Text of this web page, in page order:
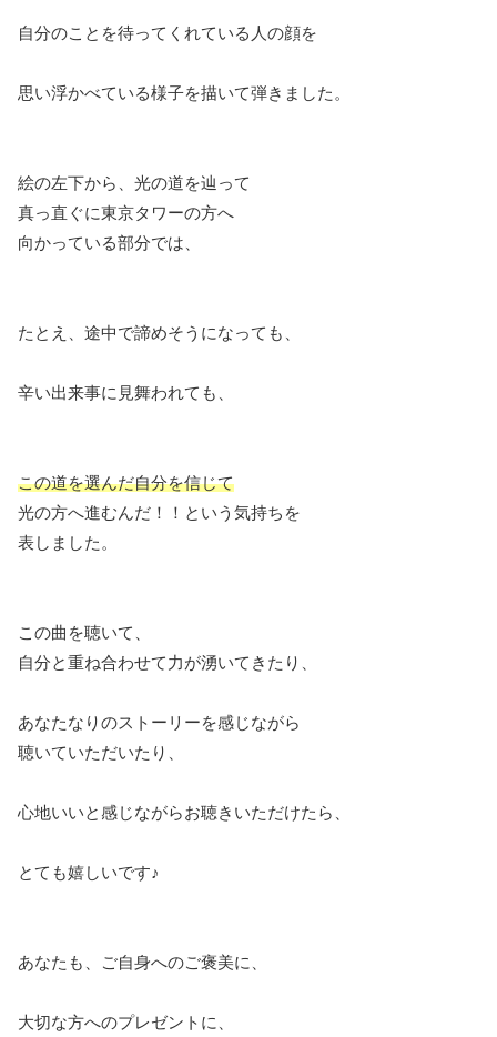
自分のことを待ってくれている人の顔を
思い浮かべている様子を描いて弾きました。
絵の左下から、光の道を辿って
真っ直ぐに東京タワーの方へ
向かっている部分では、
たとえ、途中で諦めそうになっても、
辛い出来事に見舞われても、
この道を選んだ自分を信じて
光の方へ進むんだ！！という気持ちを
表しました。
この曲を聴いて、
自分と重ね合わせて力が湧いてきたり、
あなたなりのストーリーを感じながら
聴いていただいたり、
心地いいと感じながらお聴きいただけたら、
とても嬉しいです♪
あなたも、ご自身へのご褒美に、
大切な方へのプレゼントに、